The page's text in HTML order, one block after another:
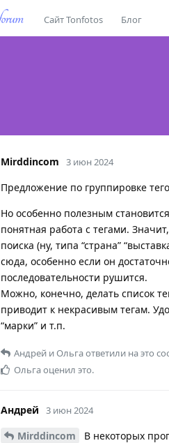
Сайт Tonfotos Блог
Mirddincom 3 июн 2024
Предложение по группировке
Но особенно полезным
понятная работа с тегами.
поиска (ну, типа “страна”
сюда, особенно если он
последовательности рушится.
Можно, конечно, делать список
приводит к некрасивым тегам.
“марки” и т.п.
Андрей иОльгаответили на это
Ольгаоценил это.
Андрей 3 июн 2024
Mirddincom
В некоторых